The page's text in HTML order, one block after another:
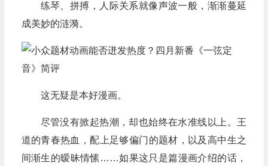
练琴、拼搏，人际关系就像声波一般，渐渐蔓延
成美妙的涟漪。
这无疑是本好漫画。
尽管没有掀起热潮，却也始终在水准线以上。王
道的青春热血，配上足够偏门的题材，以及高中生之
间渐生的暧昧情愫……如果这只是篇漫画介绍的话，